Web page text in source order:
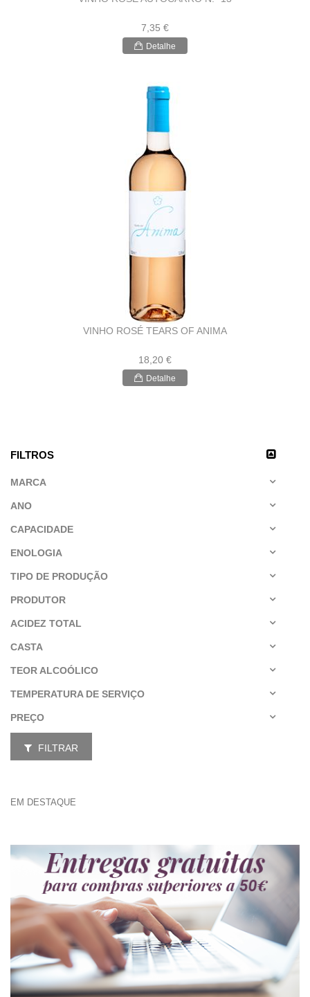
FILTROS
MARCA
ANO
CAPACIDADE
ENOLOGIA
TIPO DE PRODUÇÃO
PRODUTOR
ACIDEZ TOTAL
CASTA
TEOR ALCOÓLICO
TEMPERATURA DE SERVIÇO
PREÇO
FILTRAR
EM DESTAQUE
7,35 €
Detalhe
VINHO ROSÉ TEARS OF ANIMA
18,20 €
Detalhe